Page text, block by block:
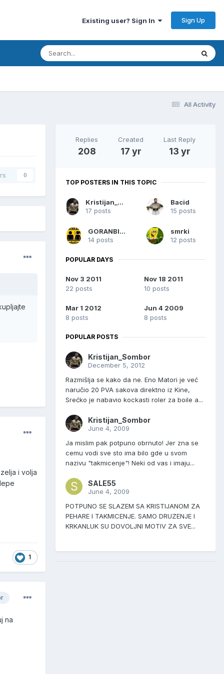
Existing user? Sign In Sign Up
All Activity
0
i volja
1
na
Replies
208
Created
17 yr
Last Reply
13 yr
TOP POSTERS IN THIS TOPIC
Kristijan_Sombor
17 posts
Bacid
15 posts
GORANBILLY
14 posts
smrki
12 posts
POPULAR DAYS
Nov 3 2011
22 posts
Nov 18 2011
10 posts
Mar 1 2012
8 posts
Jun 4 2009
8 posts
POPULAR POSTS
Kristijan_Sombor
December 5, 2012
Razmišlja se kako da ne. Eno Matori je već
naručio 20 PVA sakova direktno iz Kine,
Srećko je nabavio kockasti roler za boile a...
Kristijan_Sombor
June 4, 2009
Ja mislim pak potpuno obrnuto! Jer zna se
cemu vodi sve sto ima bilo gde u svom
nazivu "takmicenje"! Neki od vas i imaju...
SALE55
June 4, 2009
POTPUNO SE SLAZEM SA KRISTIJANOM ZA
PEHARE I TAKMICENJE. SAMO DRUZENJE I
KRKANLUK SU DOVOLJNI MOTIV ZA SVE...